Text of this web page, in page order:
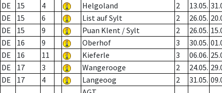
DE
15 4 Helgoland 2 13.05.
DE
15 6 List auf Sylt 2 26.05.
DE
15 9 Puan Klent / Sylt 2 26.05.
DE
16 9 Oberhof 3 30.05.
DE
16 11 Kieferle 3 06.06.
DE
17 3 Wangerooge 2 24.05.
DE
17 4 Langeoog 2 31.05.